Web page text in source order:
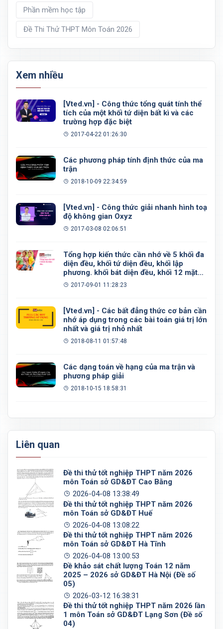
Phần mềm học tập
Đề Thi Thử THPT Môn Toán 2026
Xem nhiều
[Vted.vn] - Công thức tổng quát tính thể
tích của một khối tứ diện bất kì và các
trường hợp đặc biệt
2017-04-22 01:26:30
Các phương pháp tính định thức của ma
trận
2018-10-09 22:34:59
[Vted.vn] - Công thức giải nhanh hình toạ
độ không gian Oxyz
2017-03-08 02:06:51
Tổng hợp kiến thức cần nhớ về 5 khối đa
diện đều, khối tứ diện đều, khối lập
phương. khối bát diện đều, khối 12 mặt
đều, khối 20 mặt đều
2017-09-01 11:28:23
[Vted.vn] - Các bất đẳng thức cơ bản cần
nhớ áp dụng trong các bài toán giá trị lớn
nhất và giá trị nhỏ nhất
2018-08-11 01:57:48
Các dạng toán về hạng của ma trận và
phương pháp giải
2018-10-15 18:58:31
Liên quan
Đề thi thử tốt nghiệp THPT năm 2026
môn Toán sở GD&ĐT Cao Bằng
2026-04-08 13:38:49
Đề thi thử tốt nghiệp THPT năm 2026
môn Toán sở GD&ĐT Huế
2026-04-08 13:08:22
Đề thi thử tốt nghiệp THPT năm 2026
môn Toán sở GD&ĐT Hà Tĩnh
2026-04-08 13:00:53
Đề khảo sát chất lượng Toán 12 năm
2025 – 2026 sở GD&ĐT Hà Nội (Đề số
05)
2026-03-12 16:38:31
Đề thi thử tốt nghiệp THPT năm 2026 lần
1 môn Toán sở GD&ĐT Lạng Sơn (Đề số
04)